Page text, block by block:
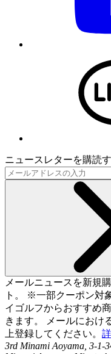
ニュースレターを購読
メールニュースを新規
ト。 ※一部クーポン対
イゴルフからおすすめ
きます。 メールにおけ
上登録してください。
3rd Minami Aoyama, 3-1-